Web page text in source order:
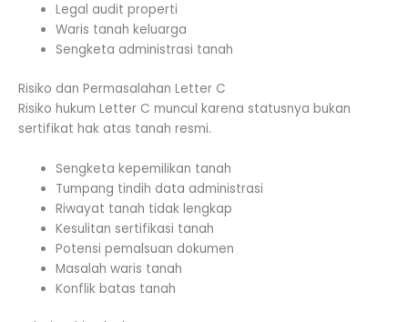
Legal audit properti
Waris tanah keluarga
Sengketa administrasi tanah
Risiko dan Permasalahan Letter C
Risiko hukum Letter C muncul karena statusnya bukan
sertifikat hak atas tanah resmi.
Sengketa kepemilikan tanah
Tumpang tindih data administrasi
Riwayat tanah tidak lengkap
Kesulitan sertifikasi tanah
Potensi pemalsuan dokumen
Masalah waris tanah
Konflik batas tanah